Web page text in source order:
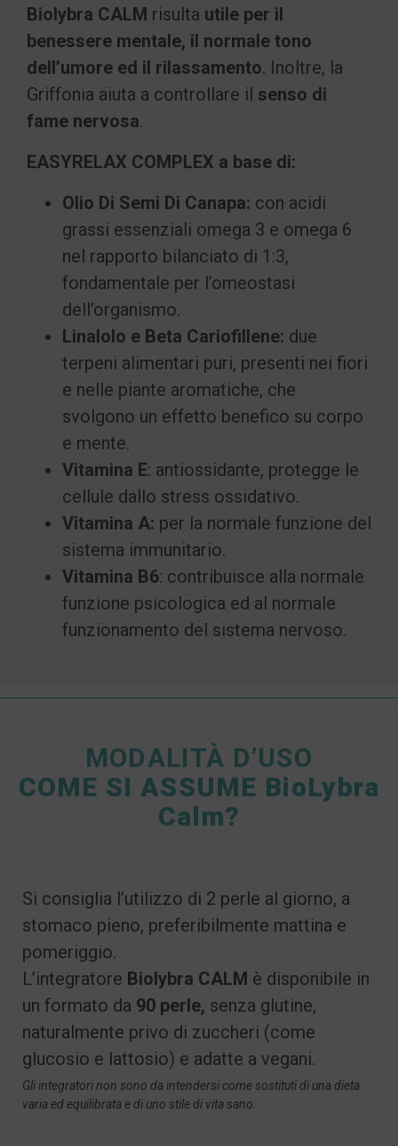
Biolybra CALM risulta utile per il
benessere mentale, il normale tono
dell’umore ed il rilassamento. Inoltre, la
Griffonia aiuta a controllare il senso di
fame nervosa.
EASYRELAX COMPLEX a base di:
Olio Di Semi Di Canapa: con acidi
grassi essenziali omega 3 e omega 6
nel rapporto bilanciato di 1:3,
fondamentale per l’omeostasi
dell’organismo.
Linalolo e Beta Cariofillene: due
terpeni alimentari puri, presenti nei fiori
e nelle piante aromatiche, che
svolgono un effetto benefico su corpo
e mente.
Vitamina E: antiossidante, protegge le
cellule dallo stress ossidativo.
Vitamina A: per la normale funzione del
sistema immunitario.
Vitamina B6: contribuisce alla normale
funzione psicologica ed al normale
funzionamento del sistema nervoso.
MODALITÀ D’USO
COME SI ASSUME BioLybra
Calm?
Si consiglia l’utilizzo di 2 perle al giorno, a
stomaco pieno, preferibilmente mattina e
pomeriggio.
L’integratore Biolybra CALM è disponibile in
un formato da 90 perle, senza glutine,
naturalmente privo di zuccheri (come
glucosio e lattosio) e adatte a vegani.
Gli integratori non sono da intendersi come sostituti di una dieta
varia ed equilibrata e di uno stile di vita sano.